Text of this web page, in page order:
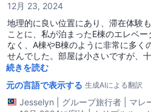
12月 23, 2024
地理的に良い位置にあり、滞在体験
ことに、私が泊まったE棟のエレベ
なく、A棟やB棟のように非常に多く
せんでした。部屋は小さいですが、
日中遊んだ後はゆっくり休みたいと
ルのスタッフのサービス態度もとても
続きを読む
元の言語で表示する 生成AIによる翻訳
Jesselyn グループ旅行者
マレ